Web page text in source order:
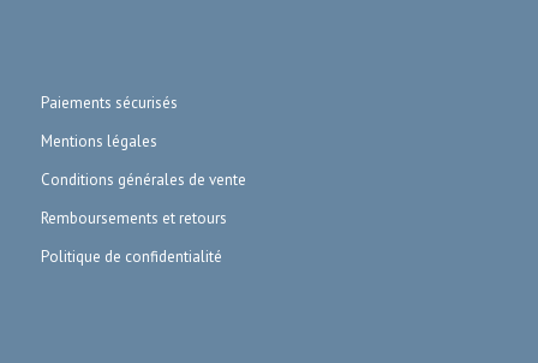
Paiements sécurisés
Mentions légales
Conditions générales de vente
Remboursements et retours
Politique de confidentialité